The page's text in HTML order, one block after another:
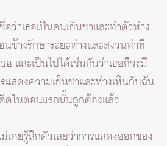
ว่าเธอเป็นคนเย็นชาและทำตัวห่าง
ข้างรักษาระยะห่างและสงวนท่าที
และเป็นไปได้เช่นกันว่าเธอก็จะมี
สดงความเย็นชาและห่างเหินกับฉัน
ในตอนแรกนั้นถูกต้องแล้ว
คยรู้สึกตัวเลยว่าการแสดงออกของ